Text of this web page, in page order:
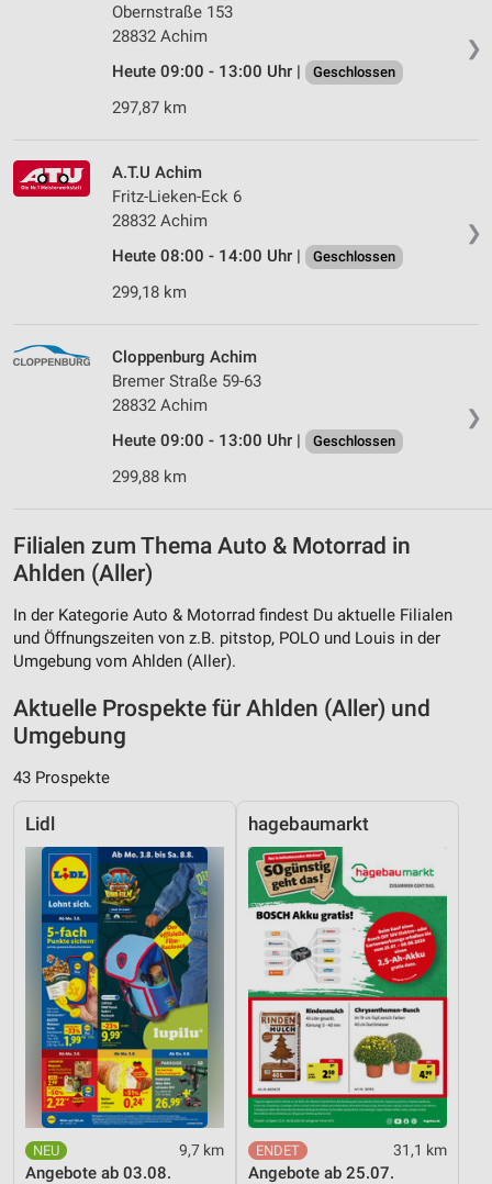
❯
Obernstraße 153
28832 Achim
Heute 09:00 - 13:00 Uhr |
Geschlossen
297,87 km
❯
A.T.U Achim
Fritz-Lieken-Eck 6
28832 Achim
Heute 08:00 - 14:00 Uhr |
Geschlossen
299,18 km
❯
Cloppenburg Achim
Bremer Straße 59-63
28832 Achim
Heute 09:00 - 13:00 Uhr |
Geschlossen
299,88 km
Filialen zum Thema Auto & Motorrad in
Ahlden (Aller)
In der Kategorie Auto & Motorrad findest Du aktuelle Filialen
und Öffnungszeiten von z.B. pitstop, POLO und Louis in der
Umgebung vom Ahlden (Aller).
Aktuelle Prospekte für Ahlden (Aller) und
Umgebung
43 Prospekte
Lidl
9,7 km
Angebote ab 03.08.
hagebaumarkt
31,1 km
Angebote ab 25.07.